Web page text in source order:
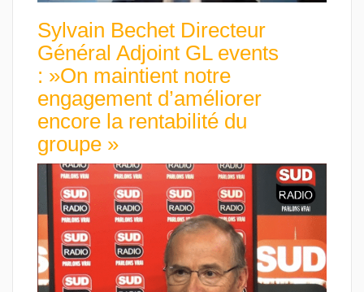
Sylvain Bechet Directeur
Général Adjoint GL events
: »On maintient notre
engagement d’améliorer
encore la rentabilité du
groupe »